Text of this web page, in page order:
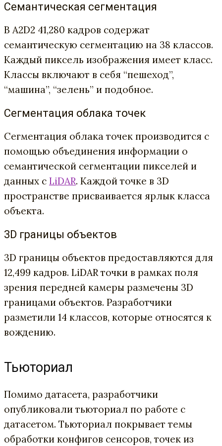
Семантическая сегментация
В A2D2 41,280 кадров содержат
семантическую сегментацию на 38 классов.
Каждый пиксель изображения имеет класс.
Классы включают в себя “пешеход”,
“машина”, “зелень” и подобное.
Сегментация облака точек
Сегментация облака точек производится с
помощью объединения информации о
семантической сегментации пикселей и
данных с LiDAR. Каждой точке в 3D
пространстве присваивается ярлык класса
объекта.
3D границы объектов
3D границы объектов предоставляются для
12,499 кадров. LiDAR точки в рамках поля
зрения передней камеры размечены 3D
границами объектов. Разработчики
разметили 14 классов, которые относятся к
вождению.
Тьюториал
Помимо датасета, разработчики
опубликовали тьюториал по работе с
датасетом. Тьюториал покрывает темы
обработки конфигов сенсоров, точек из